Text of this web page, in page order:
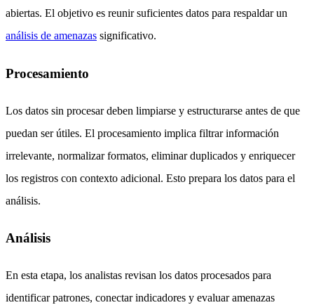
abiertas. El objetivo es reunir suficientes datos para respaldar un
análisis de amenazas significativo.
Procesamiento
Los datos sin procesar deben limpiarse y estructurarse antes de que
puedan ser útiles. El procesamiento implica filtrar información
irrelevante, normalizar formatos, eliminar duplicados y enriquecer
los registros con contexto adicional. Esto prepara los datos para el
análisis.
Análisis
En esta etapa, los analistas revisan los datos procesados para
identificar patrones, conectar indicadores y evaluar amenazas